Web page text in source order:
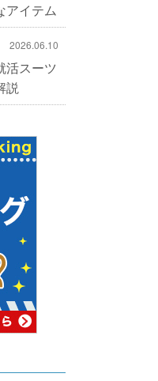
アイテム
2026.06.10
活スーツ
説